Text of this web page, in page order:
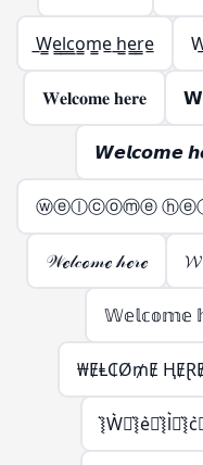
̲W̲̲e̲̲l̲̲c̲̲o̲̲m̲̲e̲ ̲h̲̲e̲̲r̲̲e̲
𝐖𝐞𝐥𝐜𝐨𝐦𝐞 𝐡𝐞𝐫𝐞
𝙒𝙚𝙡𝙘𝙤𝙢𝙚
ⓦⓔⓛⓒⓞⓜⓔ
𝒲ℯ𝓁𝒸ℴ𝓂ℯ 𝒽ℯ𝓇ℯ
𝕎𝕖𝕝𝕔𝕠𝕞𝕖
₩ɆⱠ₵Ø₥Ɇ